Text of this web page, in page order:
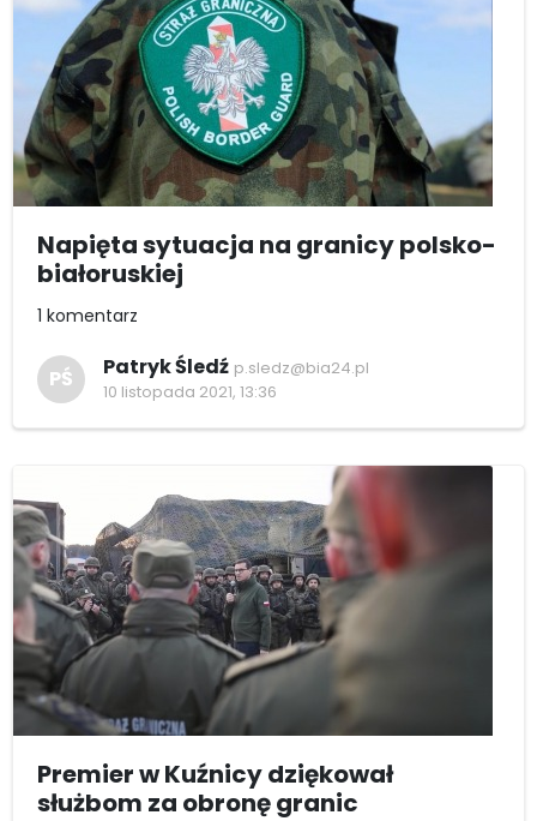
Napięta sytuacja na granicy polsko-
białoruskiej
1 komentarz
PŚ Patryk Śledź p.sledz@bia24.pl
10 listopada 2021, 13:36
Premier w Kuźnicy dziękował
służbom za obronę granic